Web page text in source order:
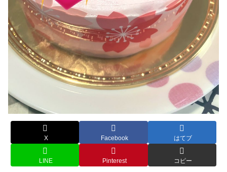
X Facebook はてブ
LINE Pinterest コピー